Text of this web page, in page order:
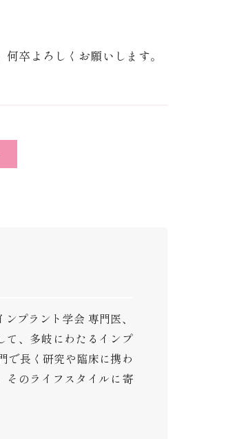
卒よろしくお願いします。
プラント学会 専門医、
て、多岐にわたるインプ
で長く研究や臨床に携わ
そのライフスタイルに寄